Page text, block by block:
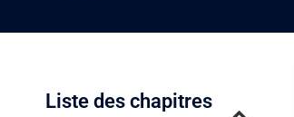
Liste des chapitres